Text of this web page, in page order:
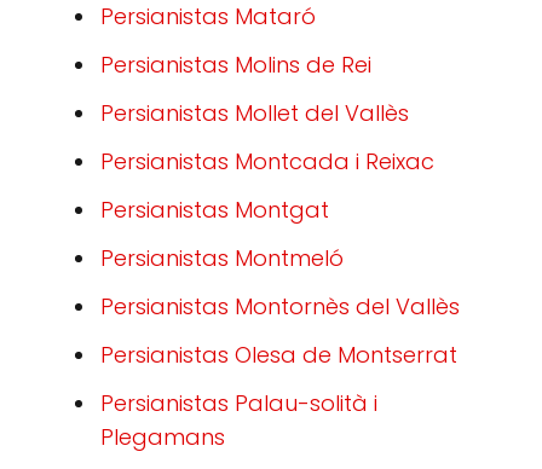
Persianistas Mataró
Persianistas Molins de Rei
Persianistas Mollet del Vallès
Persianistas Montcada i Reixac
Persianistas Montgat
Persianistas Montmeló
Persianistas Montornès del Vallès
Persianistas Olesa de Montserrat
Persianistas Palau-solità i
Plegamans